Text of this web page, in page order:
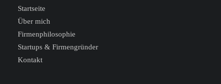
Startseite
Über mich
Firmenphilosophie
Startups & Firmengründer
Kontakt